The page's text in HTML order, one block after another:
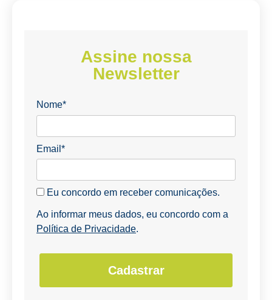
Assine nossa
Newsletter
Nome*
Email*
Eu concordo em receber comunicações.
Ao informar meus dados, eu concordo com a
Política de Privacidade.
Cadastrar